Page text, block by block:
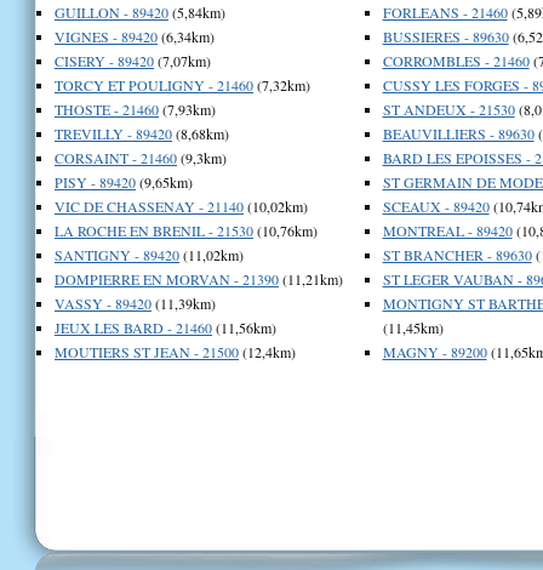
GUILLON - 89420(5,84km)
VIGNES - 89420(6,34km)
CISERY - 89420(7,07km)
TORCY ET POULIGNY - 21460(7,32km)
THOSTE - 21460(7,93km)
TREVILLY - 89420(8,68km)
CORSAINT - 21460(9,3km)
PISY - 89420(9,65km)
VIC DE CHASSENAY - 21140(10,02km)
LA ROCHE EN BRENIL - 21530(10,76km)
SANTIGNY - 89420(11,02km)
DOMPIERRE EN MORVAN - 21390(11,21km)
VASSY - 89420(11,39km)
JEUX LES BARD - 21460(11,56km)
MOUTIERS ST JEAN - 21500(12,4km)
FORLEANS - 21460
BUSSIERES - 89630
CORROMBLES - 21460
CUSSY LES FORGES -
ST ANDEUX - 21530
BEAUVILLIERS - 89630
BARD LES EPOISSES -
ST GERMAIN DE
SCEAUX - 89420
MONTREAL - 89420
ST BRANCHER - 89630
ST LEGER VAUBAN -
MONTIGNY ST
(11,45km)
MAGNY - 89200